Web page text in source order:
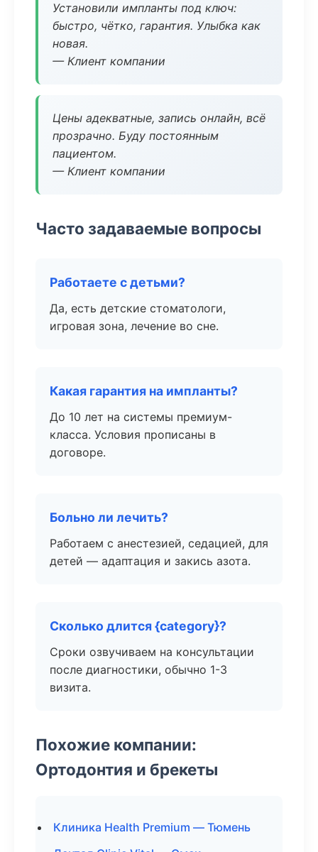
Установили импланты под ключ:
быстро, чётко, гарантия. Улыбка как
новая.
— Клиент компании
Цены адекватные, запись онлайн, всё
прозрачно. Буду постоянным
пациентом.
— Клиент компании
Часто задаваемые вопросы
Работаете с детьми?
Да, есть детские стоматологи,
игровая зона, лечение во сне.
Какая гарантия на импланты?
До 10 лет на системы премиум-
класса. Условия прописаны в
договоре.
Больно ли лечить?
Работаем с анестезией, седацией, для
детей — адаптация и закись азота.
Сколько длится {category}?
Сроки озвучиваем на консультации
после диагностики, обычно 1-3
визита.
Похожие компании:
Ортодонтия и брекеты
Клиника Health Premium — Тюмень